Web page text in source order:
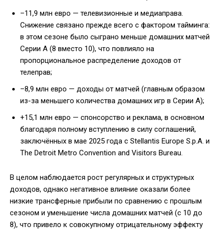
–11,9 млн евро — телевизионные и медиаправа.
Снижение связано прежде всего с фактором тайминга:
в этом сезоне было сыграно меньше домашних матчей
Серии А (8 вместо 10), что повлияло на
пропорциональное распределение доходов от
телеправ;
–8,9 млн евро — доходы от матчей (главным образом
из-за меньшего количества домашних игр в Серии А);
+15,1 млн евро — спонсорство и реклама, в основном
благодаря полному вступлению в силу соглашений,
заключённых в мае 2025 года с Stellantis Europe S.p.A. и
The Detroit Metro Convention and Visitors Bureau.
В целом наблюдается рост регулярных и структурных
доходов, однако негативное влияние оказали более
низкие трансферные прибыли по сравнению с прошлым
сезоном и уменьшение числа домашних матчей (с 10 до
8), что привело к совокупному отрицательному эффекту